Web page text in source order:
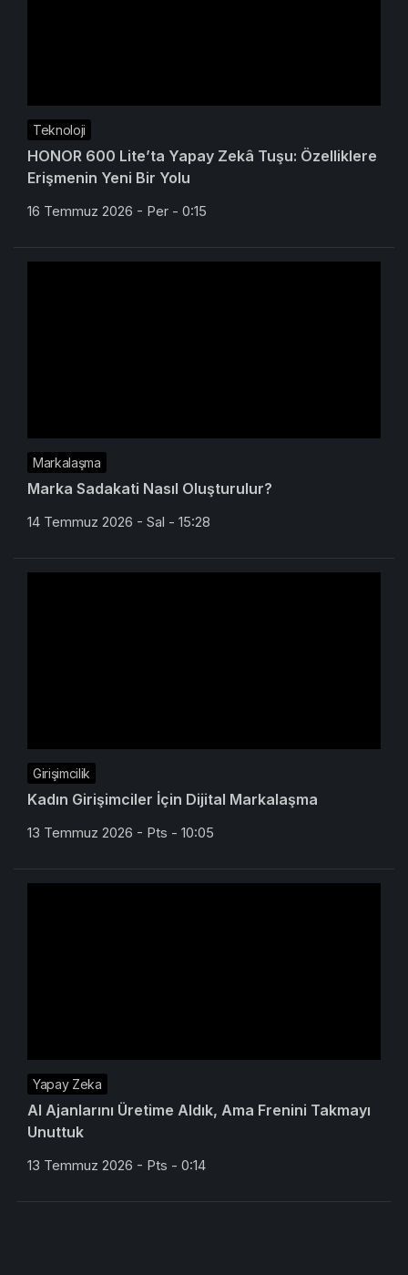
Teknoloji
HONOR 600 Lite’ta Yapay Zekâ Tuşu: Özelliklere
Erişmenin Yeni Bir Yolu
16 Temmuz 2026 - Per - 0:15
Markalaşma
Marka Sadakati Nasıl Oluşturulur?
14 Temmuz 2026 - Sal - 15:28
Girişimcilik
Kadın Girişimciler İçin Dijital Markalaşma
13 Temmuz 2026 - Pts - 10:05
Yapay Zeka
AI Ajanlarını Üretime Aldık, Ama Frenini Takmayı
Unuttuk
13 Temmuz 2026 - Pts - 0:14